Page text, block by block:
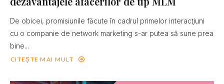
De obicei, promisiunile făcute în cadrul primelor interacţiuni
cu o companie de network marketing s-ar putea să sune prea
bine...
CITEȘTE MAI MULT